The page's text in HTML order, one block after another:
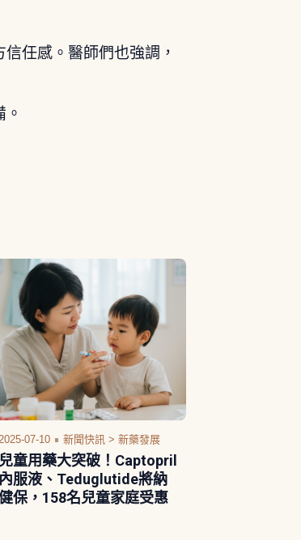
任感。醫師們也強調，
07-10 新聞快訊 >新藥發展
兒童用藥大突破！Captopril
內服液、Teduglutide將納
保，158名兒童家庭受惠